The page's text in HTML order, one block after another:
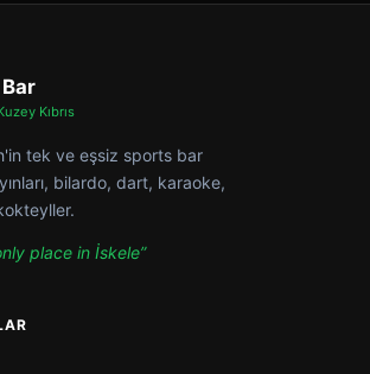
Kıbrıs
tek ve eşsiz sports bar
bilardo, dart, karaoke,
place in İskele”